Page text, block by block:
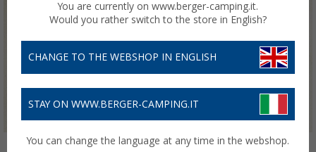
You are currently on www.berger-camping.it.
Would you rather switch to the store in English?
CHANGE TO THE WEBSHOP IN ENGLISH
STAY ON WWW.BERGER-CAMPING.IT
You can change the language at any time in the webshop.